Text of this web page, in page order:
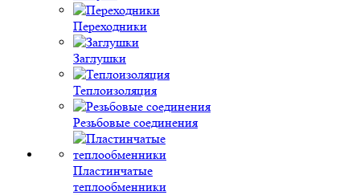
Переходники
Заглушки
Теплоизоляция
Резьбовые соединения
Пластинчатые
теплообменники